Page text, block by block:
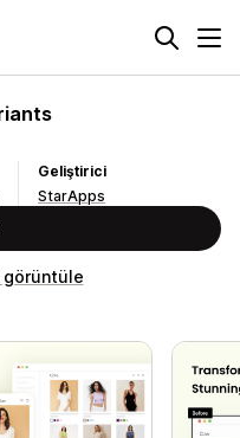
Geliştirici
StarApps
görüntüle